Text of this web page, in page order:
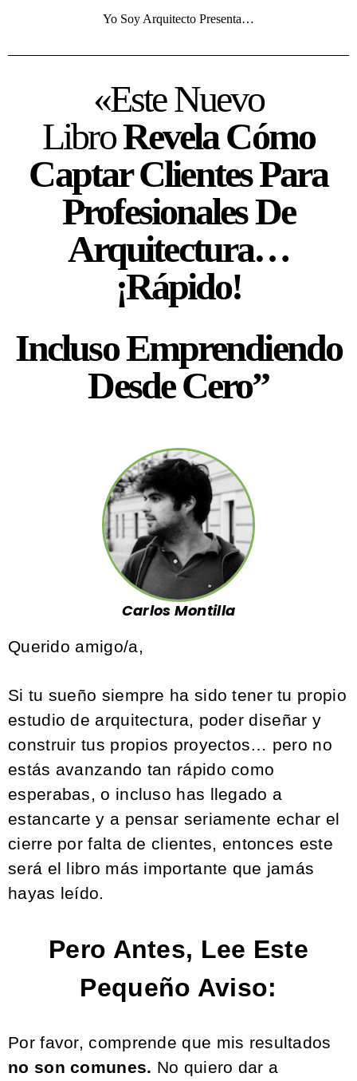
Yo Soy Arquitecto Presenta…
«Este Nuevo
LibroRevela Cómo
Captar Clientes Para
Profesionales De
Arquitectura…
¡Rápido!
Incluso Emprendiendo
Desde Cero”
Carlos Montilla
Querido amigo/a,
Si tu sueño siempre ha sido tener tu propio
estudio de arquitectura, poder diseñar y
construir tus propios proyectos… pero no
estás avanzando tan rápido como
esperabas, o incluso has llegado a
estancarte y a pensar seriamente echar el
cierre por falta de clientes, entonces este
será el libro más importante que jamás
hayas leído.
Pero Antes, Lee Este
Pequeño Aviso:
Por favor, comprende que mis resultados
no son comunes. No quiero dar a